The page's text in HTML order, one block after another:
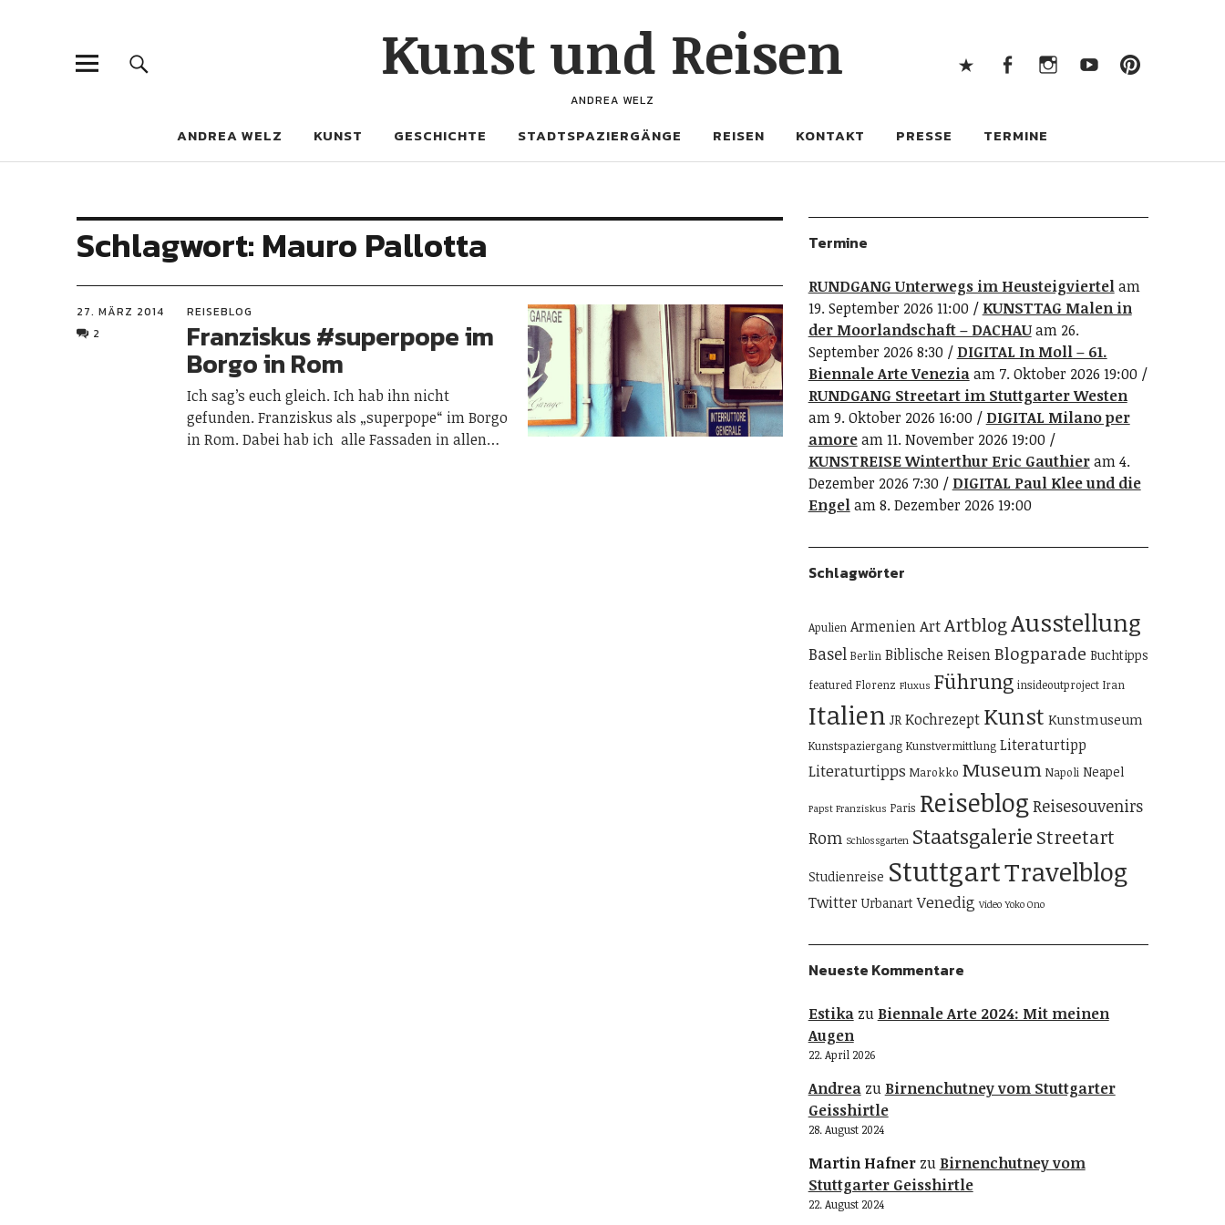
Kunst und Reisen
ANDREA WELZ
ANDREA WELZ KUNST GESCHICHTE STADTSPAZIERGÄNGE REISEN KONTAKT PRESSE TERMINE
Schlagwort: Mauro Pallotta
27. MÄRZ 2014
2
REISEBLOG
Franziskus #superpope im
Borgo in Rom
Ich sag’s euch gleich. Ich hab ihn nicht
gefunden. Franziskus als „superpope“ im Borgo
in Rom. Dabei hab ich alle Fassaden in allen…
Termine
RUNDGANG Unterwegs im Heusteigviertelam
19. September 2026 11:00
KUNSTTAG Malen in
der Moorlandschaft – DACHAUam 26.
September 2026 8:30
DIGITAL In Moll – 61.
Biennale Arte Veneziaam 7. Oktober 2026 19:00
RUNDGANG Streetart im Stuttgarter Westen
am 9. Oktober 2026 16:00
DIGITAL Milano per
amoream 11. November 2026 19:00
KUNSTREISE Winterthur Eric Gauthieram 4.
Dezember 2026 7:30
DIGITAL Paul Klee und die
Engelam 8. Dezember 2026 19:00
Schlagwörter
Apulien ArmenienArtArtblogAusstellung
Basel Berlin Biblische ReisenBlogparade Buchtipps
featured Florenz Fluxus Führung insideoutproject Iran
Italien JR Kochrezept Kunst Kunstmuseum
Kunstspaziergang Kunstvermittlung Literaturtipp
Literaturtipps Marokko Museum Napoli Neapel
Papst Franziskus Paris Reiseblog Reisesouvenirs
Rom Schlossgarten Staatsgalerie Streetart
Studienreise StuttgartTravelblog
Twitter Urbanart Venedig Video Yoko Ono
Neueste Kommentare
Estikazu Biennale Arte 2024: Mit meinen
Augen
22. April 2026
Andreazu Birnenchutney vom Stuttgarter
Geisshirtle
28. August 2024
Martin Hafnerzu Birnenchutney vom
Stuttgarter Geisshirtle
22. August 2024